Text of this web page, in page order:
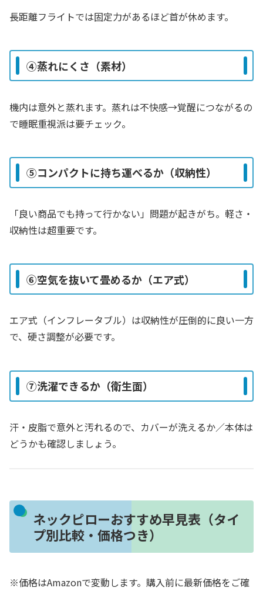
長距離フライトでは固定力があるほど首が休めます。
④蒸れにくさ（素材）
機内は意外と蒸れます。蒸れは不快感→覚醒につながるの
で睡眠重視派は要チェック。
⑤コンパクトに持ち運べるか（収納性）
「良い商品でも持って行かない」問題が起きがち。軽さ・
収納性は超重要です。
⑥空気を抜いて畳めるか（エア式）
エア式（インフレータブル）は収納性が圧倒的に良い一方
で、硬さ調整が必要です。
⑦洗濯できるか（衛生面）
汗・皮脂で意外と汚れるので、カバーが洗えるか／本体は
どうかも確認しましょう。
ネックピローおすすめ早見表（タイ
プ別比較・価格つき）
※価格はAmazonで変動します。購入前に最新価格をご確